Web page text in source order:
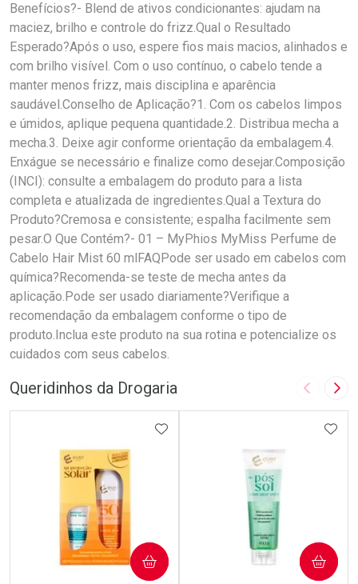
Benefícios?- Blend de ativos condicionantes: ajudam na
maciez, brilho e controle do frizz.Qual o Resultado
Esperado?Após o uso, espere fios mais macios, alinhados e
com brilho visível. Com o uso contínuo, o cabelo tende a
manter menos frizz, mais disciplina e aparência
saudável.Conselho de Aplicação?1. Com os cabelos limpos
e úmidos, aplique pequena quantidade.2. Distribua mecha a
mecha.3. Deixe agir conforme orientação da embalagem.4.
Enxágue se necessário e finalize como desejar.Composição
(INCI): consulte a embalagem do produto para a lista
completa e atualizada de ingredientes.Qual a Textura do
Produto?Cremosa e consistente; espalha facilmente sem
pesar.O Que Contém?- 01 – MyPhios MyMiss Perfume de
Cabelo Hair Mist 60 mlFAQPode ser usado em cabelos com
química?Recomenda-se teste de mecha antes da
aplicação.Pode ser usado diariamente?Verifique a
recomendação da embalagem conforme o tipo de
produto.Inclua este produto na sua rotina e potencialize os
cuidados com seus cabelos.
Queridinhos da Drogaria Imagem
ADICIONAR AOS FAVORITOS
COMPRAR COMPRAR